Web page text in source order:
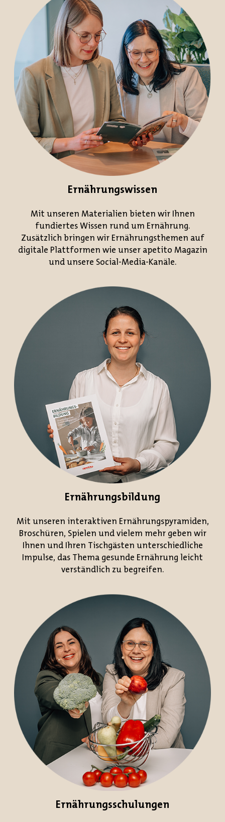
Ernährungswissen
Mit unseren Materialien bieten wir Ihnen
fundiertes Wissen rund um Ernährung.
Zusätzlich bringen wir Ernährungsthemen auf
digitale Plattformen wie unser apetito Magazin
und unsere Social-Media-Kanäle.
Ernährungsbildung
Mit unseren interaktiven Ernährungspyramiden,
Broschüren, Spielen und vielem mehr geben wir
Ihnen und Ihren Tischgästen unterschiedliche
Impulse, das Thema gesunde Ernährung leicht
verständlich zu begreifen.
Ernährungsschulungen